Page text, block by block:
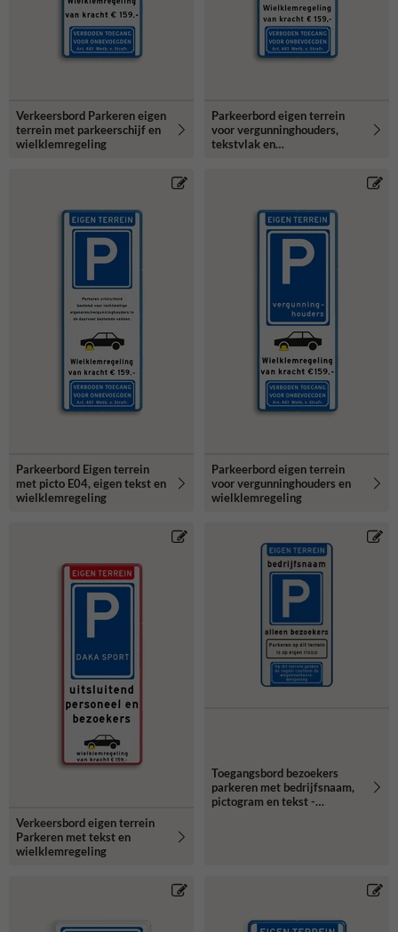
Verkeersbord Parkeren eigen
terrein met parkeerschijf en
wielklemregeling
Parkeerbord eigen terrein
voor vergunninghouders,
tekstvlak en
Parkeerbord Eigen terrein
met picto E04, eigen tekst en
wielklemregeling
Parkeerbord eigen terrein
voor vergunninghouders en
wielklemregeling
Verkeersbord eigen terrein
Parkeren met tekst en
wielklemregeling
Toegangsbord bezoekers
parkeren met bedrijfsnaam,
pictogram en tekst -